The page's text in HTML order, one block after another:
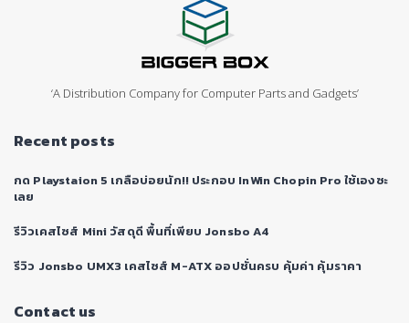
‘A Distribution Company for Computer Parts and Gadgets’
Recent posts
กด Playstaion 5 เกลือบ่อยนัก!! ประกอบ InWin Chopin Pro ใช้เองซะ
เลย
รีวิวเคสไซส์ Mini วัสดุดี พื้นที่เพียบ Jonsbo A4
รีวิว Jonsbo UMX3 เคสไซส์ M-ATX ออปชั่นครบ คุ้มค่า คุ้มราคา
Contact us